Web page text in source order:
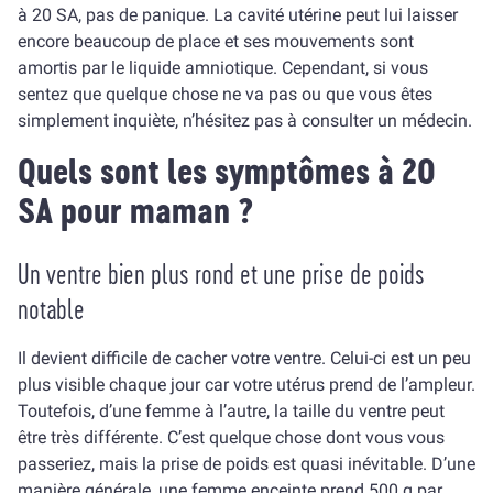
à 20 SA, pas de panique. La cavité utérine peut lui laisser
encore beaucoup de place et ses mouvements sont
amortis par le liquide amniotique. Cependant, si vous
sentez que quelque chose ne va pas ou que vous êtes
simplement inquiète, n’hésitez pas à consulter un médecin.
Quels sont les symptômes à 20
SA pour maman ?
Un ventre bien plus rond et une prise de poids
notable
Il devient difficile de cacher votre ventre. Celui-ci est un peu
plus visible chaque jour car votre utérus prend de l’ampleur.
Toutefois, d’une femme à l’autre, la taille du ventre peut
être très différente. C’est quelque chose dont vous vous
passeriez, mais la prise de poids est quasi inévitable. D’une